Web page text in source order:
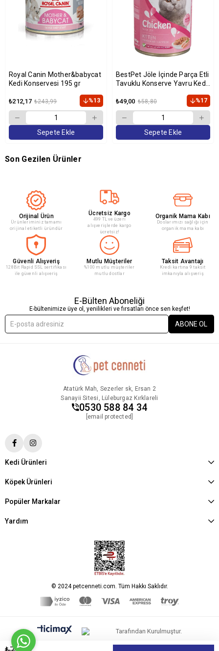
Royal Canin Mother&babycat
Kedi Konservesi 195 gr
₺212,17 ₺243,99 %13
Sepete Ekle
BestPet Jöle İçinde Parça Etli
Tavuklu Konserve Yavru Kedi
₺49,00 ₺58,80 %17
Sepete Ekle
Son Gezilen Ürünler
Orijinal Ürün
Ürünleriminiz tamamı
orijinal etiketli üründür
Ücretsiz Kargo
499 TL ve üzeri
alışverişlerde kargo
ücretsiz!
Organik Mama Kabı
Doslarımızı sağlığı için
organik mama kabı
Güvenli Alışveriş
128Bit Rapid SSL sertifikası
ile güvenli alışveriş
Mutlu Müşteriler
%100 mutlu müşteriler
mutlu dostlar
Taksit Avantajı
Kredi kartına 9 taksit
imkanıyla alışveriş
E-Bülten Aboneliği
E-bültenimize üye ol, yenilikleri ve fırsatları önce sen keşfet!
ABONE OL
Atatürk Mah, Sezerler sk, Ersan 2
Sanayii Sitesi, Lüleburgaz Kırklareli
0530 588 84 34
[email protected]
Kedi Ürünleri
Köpek Ürünleri
Popüler Markalar
Yardım
© 2024 petcenneti.com. Tüm Hakkı Saklıdır.
Tarafından Kurulmuştur.